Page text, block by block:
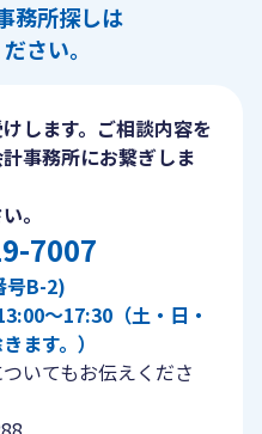
務所探しは
さい。
します。ご相談内容を
事務所にお繋ぎしま
。
7007
号B-2)
〜17:30（土・日・
ます。）
いてもお伝えくださ